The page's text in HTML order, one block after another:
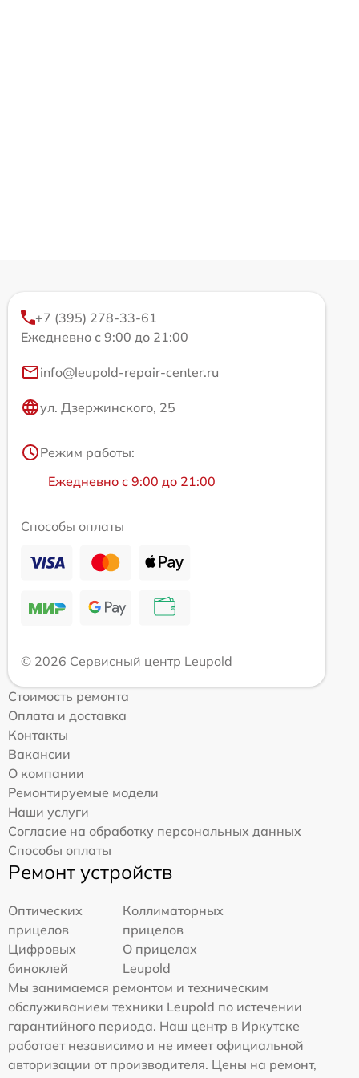
+7 (395) 278-33-61
Ежедневно с 9:00 до 21:00
info@leupold-repair-center.ru
ул. Дзержинского, 25
Режим работы:
Ежедневно с 9:00 до 21:00
Способы оплаты
© 2026 Сервисный центр Leupold
Стоимость ремонта
Оплата и доставка
Контакты
Вакансии
О компании
Ремонтируемые модели
Наши услуги
Согласие на обработку персональных данных
Способы оплаты
Ремонт устройств
Оптических
прицелов
Коллиматорных
прицелов
Цифровых
биноклей
О прицелах
Leupold
Мы занимаемся ремонтом и техническим
обслуживанием техники Leupold по истечении
гарантийного периода. Наш центр в Иркутске
работает независимо и не имеет официальной
авторизации от производителя. Цены на ремонт,